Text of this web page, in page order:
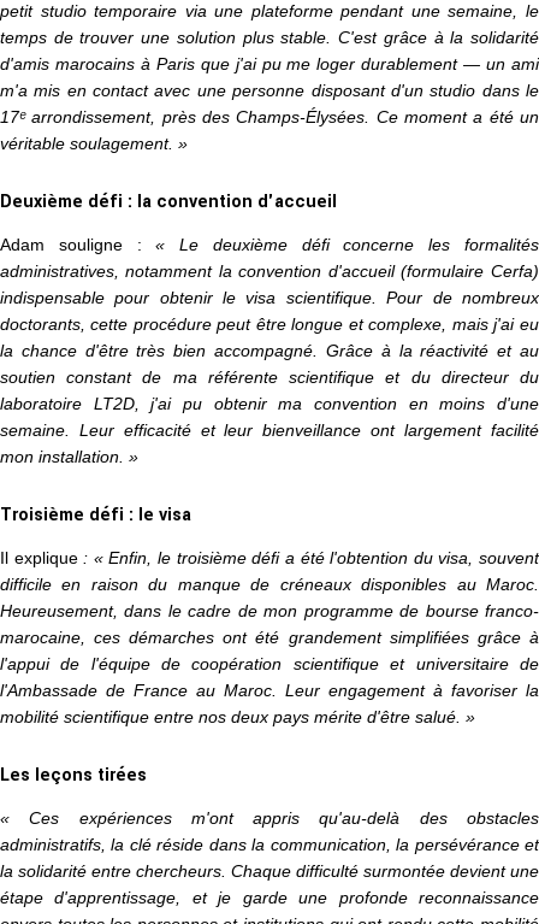
petit studio temporaire via une plateforme pendant une semaine, le
temps de trouver une solution plus stable. C'est grâce à la solidarité
d'amis marocains à Paris que j'ai pu me loger durablement — un ami
m'a mis en contact avec une personne disposant d'un studio dans le
17ᵉ arrondissement, près des Champs-Élysées. Ce moment a été un
véritable soulagement. »
Deuxième défi : la convention d'accueil
Adam souligne :« Le deuxième défi concerne les formalités
administratives, notamment la convention d'accueil (formulaire Cerfa)
indispensable pour obtenir le visa scientifique. Pour de nombreux
doctorants, cette procédure peut être longue et complexe, mais j'ai eu
la chance d'être très bien accompagné. Grâce à la réactivité et au
soutien constant de ma référente scientifique et du directeur du
laboratoire LT2D, j'ai pu obtenir ma convention en moins d'une
semaine. Leur efficacité et leur bienveillance ont largement facilité
mon installation. »
Troisième défi : le visa
Il explique : « Enfin, le troisième défi a été l'obtention du visa, souvent
difficile en raison du manque de créneaux disponibles au Maroc.
Heureusement, dans le cadre de mon programme de bourse franco-
marocaine, ces démarches ont été grandement simplifiées grâce à
l'appui de l'équipe de coopération scientifique et universitaire de
l'Ambassade de France au Maroc. Leur engagement à favoriser la
mobilité scientifique entre nos deux pays mérite d'être salué. »
Les leçons tirées
« Ces expériences m'ont appris qu'au-delà des obstacles
administratifs, la clé réside dans la communication, la persévérance et
la solidarité entre chercheurs. Chaque difficulté surmontée devient une
étape d'apprentissage, et je garde une profonde reconnaissance